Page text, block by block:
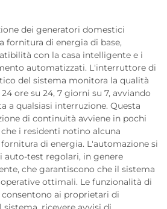
dei generatori domestici
fornitura di energia di base,
con la casa intelligente e i
automatizzati. L'interruttore di
del sistema monitora la qualità
ore su 24, 7 giorni su 7, avviando
a qualsiasi interruzione. Questa
di continuità avviene in pochi
i residenti notino alcuna
di energia. L'automazione si
auto-test regolari, in genere
che garantiscono che il sistema
ottimali. Le funzionalità di
ai proprietari di